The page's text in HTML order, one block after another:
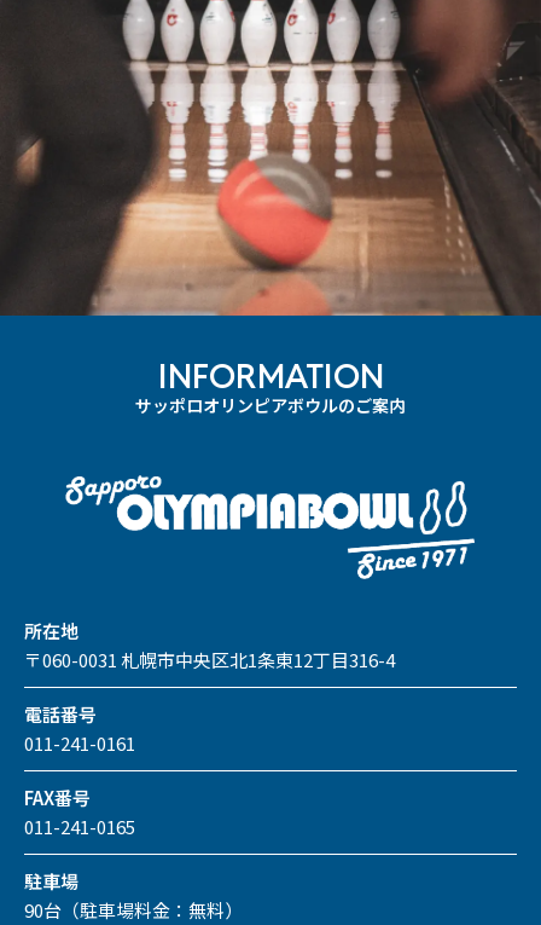
INFORMATION
サッポロオリンピアボウルのご案内
所在地
〒060-0031 札幌市中央区北1条東12丁目316-4
電話番号
011-241-0161
FAX番号
011-241-0165
駐車場
90台（駐車場料金：無料）